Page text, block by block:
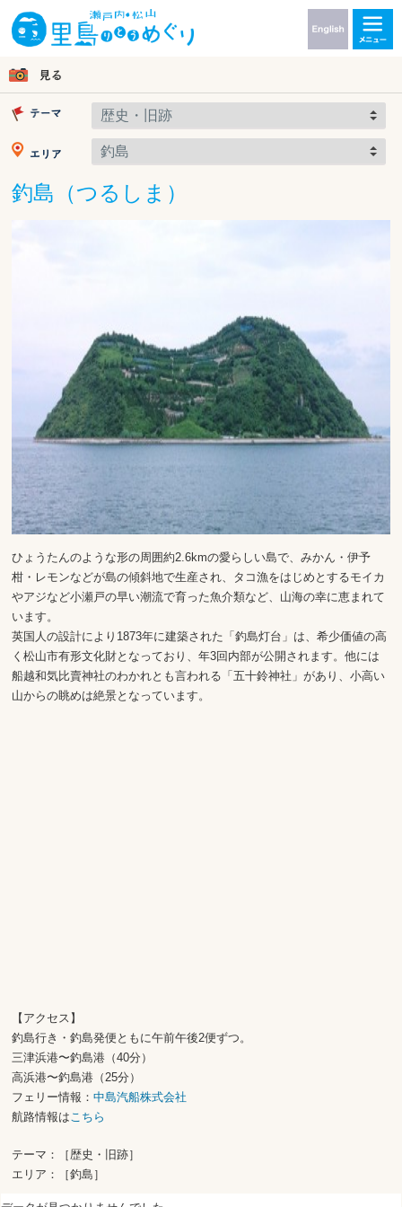
釣島（つるしま）
ひょうたんのような形の周囲約2.6kmの愛らしい島で、みかん・伊予
柑・レモンなどが島の傾斜地で生産され、タコ漁をはじめとするモイカ
やアジなど小瀬戸の早い潮流で育った魚介類など、山海の幸に恵まれて
います。
英国人の設計により1873年に建築された「釣島灯台」は、希少価値の高
く松山市有形文化財となっており、年3回内部が公開されます。他には
船越和気比賣神社のわかれとも言われる「五十鈴神社」があり、小高い
山からの眺めは絶景となっています。
【アクセス】
釣島行き・釣島発便ともに午前午後2便ずつ。
三津浜港〜釣島港（40分）
高浜港〜釣島港（25分）
フェリー情報：中島汽船株式会社
航路情報はこちら
テーマ：［歴史・旧跡］
エリア：［釣島］